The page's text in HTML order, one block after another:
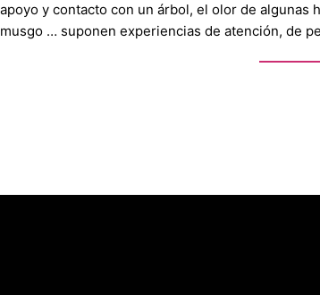
apoyo y contacto con un árbol, el olor de algunas
musgo … suponen experiencias de atención, de